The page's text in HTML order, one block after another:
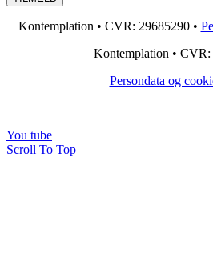
Kontemplation • CVR: 29685290 •
Kontemplation • CVR:
Persondata og
You tube
Scroll To Top